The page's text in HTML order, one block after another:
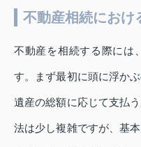
不動産相続におけ
不動産を相続する際には
す。まず最初に頭に浮か
遺産の総額に応じて支払
法は少し複雑ですが、基